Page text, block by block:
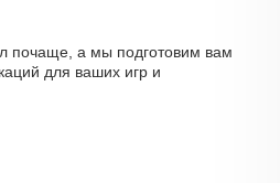
почаще, а мы подготовим вам
для ваших игр и